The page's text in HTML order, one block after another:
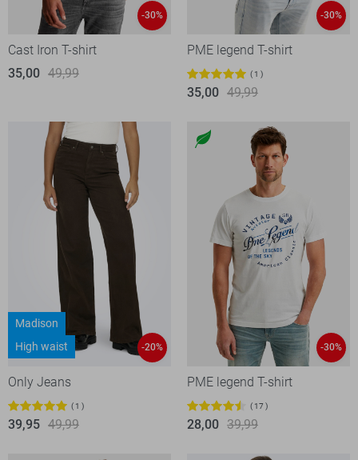
-30%
Cast Iron T-shirt
35,00 49,99
-30%
PME legend T-shirt
1
35,00 49,99
Madison
High waist
-20%
Only Jeans
1
39,95 49,99
-30%
PME legend T-shirt
17
28,00 39,99